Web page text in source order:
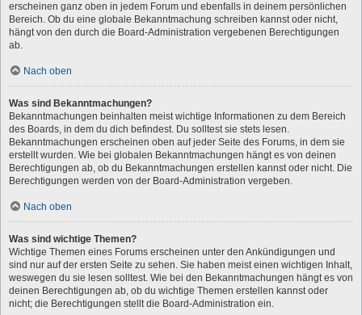
erscheinen ganz oben in jedem Forum und ebenfalls in deinem persönlichen
Bereich. Ob du eine globale Bekanntmachung schreiben kannst oder nicht,
hängt von den durch die Board-Administration vergebenen Berechtigungen
ab.
Nach oben
Was sind Bekanntmachungen?
Bekanntmachungen beinhalten meist wichtige Informationen zu dem Bereich
des Boards, in dem du dich befindest. Du solltest sie stets lesen.
Bekanntmachungen erscheinen oben auf jeder Seite des Forums, in dem sie
erstellt wurden. Wie bei globalen Bekanntmachungen hängt es von deinen
Berechtigungen ab, ob du Bekanntmachungen erstellen kannst oder nicht. Die
Berechtigungen werden von der Board-Administration vergeben.
Nach oben
Was sind wichtige Themen?
Wichtige Themen eines Forums erscheinen unter den Ankündigungen und
sind nur auf der ersten Seite zu sehen. Sie haben meist einen wichtigen Inhalt,
weswegen du sie lesen solltest. Wie bei den Bekanntmachungen hängt es von
deinen Berechtigungen ab, ob du wichtige Themen erstellen kannst oder
nicht; die Berechtigungen stellt die Board-Administration ein.